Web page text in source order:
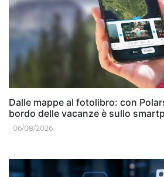
Dalle mappe al fotolibro: con
bordo delle vacanze è sullo
06/08/2026